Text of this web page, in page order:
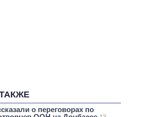
о переговорах по